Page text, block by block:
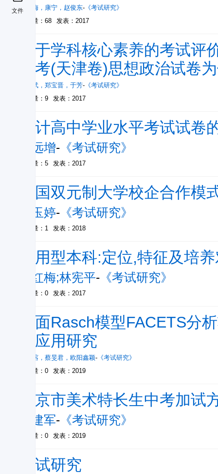
文件田晓梅 ， 康宁 ， 赵俊东- 《考试研究》
被引量：68
发表：2017
基于学科核心素养的考试
高考(天津卷)思想政治试卷
张要武 ， 郑宝晋 ， 于芳- 《考试研究》
被引量：9
发表：2017
设计高中学业水平考试试卷
张远增- 《考试研究》
被引量：5 发表：2017
德国双元制大学校企合作模
李玉婷- 《考试研究》
被引量：1 发表：2018
应用型本科:定位,特征及培
周红梅;林宪平- 《考试研究》
被引量：0 发表：2017
多面Rasch模型FACETS分
与应用研究
郭婉瑢 ， 蔡旻君 ， 欧阳鑫颖- 《考试研究》
被引量：0
发表：2019
南京市美术特长生中考加试
陈建军- 《考试研究》
被引量：0 发表：2019
考试研究